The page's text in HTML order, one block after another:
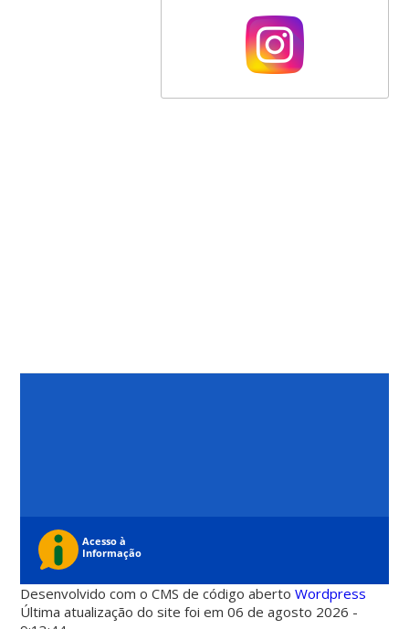
Desenvolvido com o CMS de código abertoWordpress
Última atualização do site foi em 06 de agosto 2026 -